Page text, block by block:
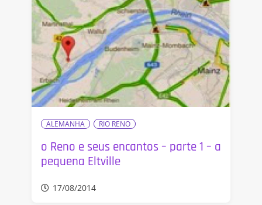
ALEMANHA RIO RENO
o Reno e seus encantos – parte 1 – a
pequena Eltville
17/08/2014